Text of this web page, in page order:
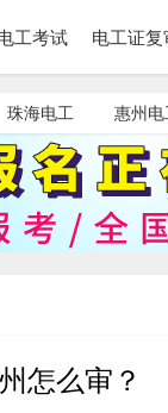
工考试 电工证复
珠海电工 惠州电
怎么审？